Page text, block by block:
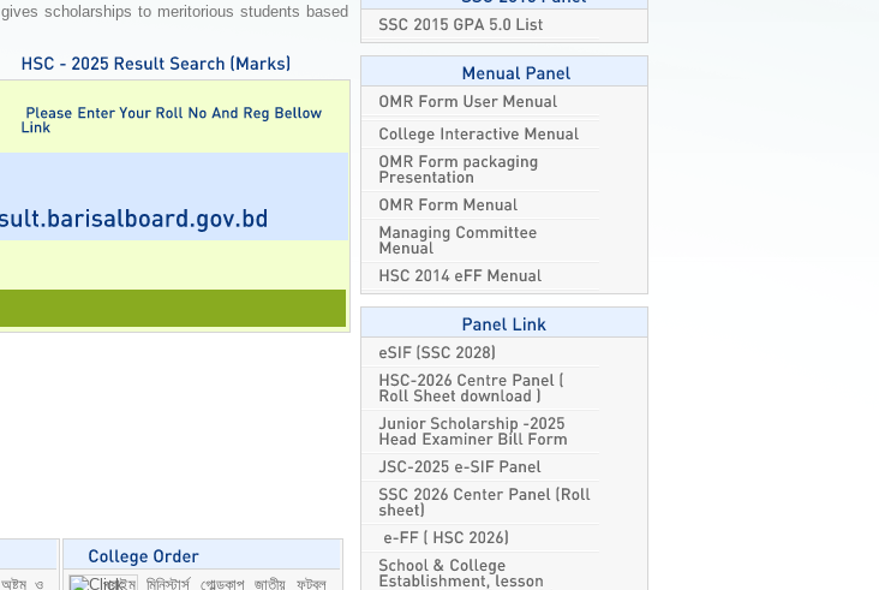
scholarships to meritorious students based
ও
প্রাইম মিনিস্টার্স গোল্ডকাপ জাতীয় ফুটবল